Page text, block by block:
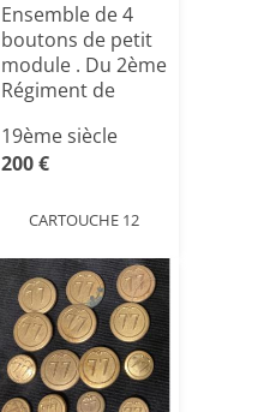
Ensemble de 4
boutons de petit
module . Du 2ème
Régiment de
19ème siècle
200 €
CARTOUCHE 12